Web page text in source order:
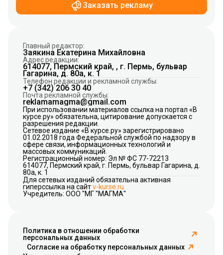
Заказать рекламу
Главный редактор:
Заякина Екатерина Михайловна
Адрес редакции:
614077, Пермский край, , г. Пермь, бульвар
Гагарина, д. 80а, к. 1
Телефон редакции и рекламной службы:
+7 (342) 206 30 40
Почта рекламной службы:
reklamamagma@gmail.com
При использовании материалов ссылка на портал «В
курсе.ру» обязательна, цитирование допускается с
разрешения редакции.
Сетевое издание «В курсе.ру» зарегистрировано
01.02.2018 года Федеральной службой по надзору в
сфере связи, информационных технологий и
массовых коммуникаций.
Регистрационный номер: Эл № ФС 77-72213
614077, Пермский край, г. Пермь, бульвар Гагарина, д.
80а, к. 1
Для сетевых изданий обязательна активная
гиперссылка на сайтv-kurse.ru
Учредитель: ООО "МГ "МАГМА"
Политика в отношении обработки
персональных данных
Согласие на обработку персональных данных